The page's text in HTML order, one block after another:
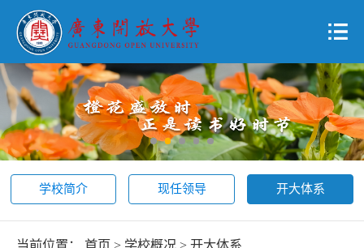
学校简介 现任领导 开大体系